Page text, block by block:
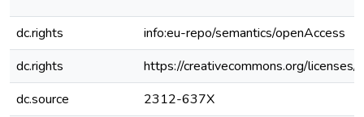
dc.rights
info:eu-repo/semantics/openAccess
dc.rights
https://creativecommons.org/
dc.source
2312-637X